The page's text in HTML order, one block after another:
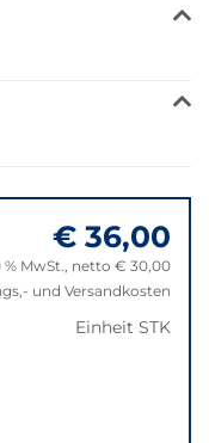
€ 36,00
% MwSt., netto € 30,00
und Versandkosten
Einheit STK